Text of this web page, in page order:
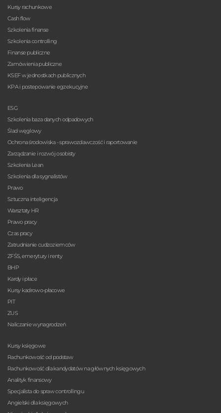
Kursy rachunkowe
Cash flow
Szkolenia finanse
Szkolenia controlling
Finanse publiczne
Zamówienia publiczne
KSEF w jednostkach publicznych
KPA i postepowanie egzekucyjne
ESG
Szkolenia baza danych odpadowych
Ślad węglowy
Ochrona środowiska - sprawozdawczość i raportowanie
Zarządzanie i rozwój osobisty
Szkolenia Lean
Szkolenia dla sygnalistów
Prawo
Sztuczna inteligencja
Warsztaty HR
Prawo pracy
Czas pracy
Zatrudnianie cudzoziemców
ZFŚS, emerytury i renty
BHP
Kardy i płace
Kursy kadrowo-płacowe
PIT
ZUS
Naliczanie wynagrodzeń
Kursy księgowe
Rachunkowość od podstaw
Rachunkowość dla kandydatów na głównych księgowych
Analityk finansowy
Specjalista do spraw controllingu
Angielski dla księgowych